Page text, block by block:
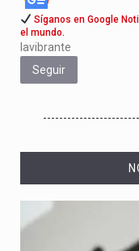
Síganos en Google
el mundo.
lavibrante
Seguir
------------------------